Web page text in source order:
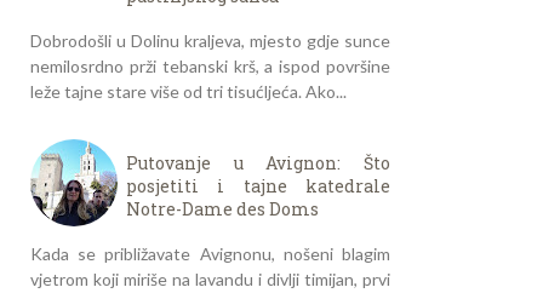
Dobrodošli u Dolinu kraljeva, mjesto gdje sunce
nemilosrdno prži tebanski krš, a ispod površine
leže tajne stare više od tri tisućljeća. Ako...
Putovanje u Avignon: Što
posjetiti i tajne katedrale
Notre-Dame des Doms
Kada se približavate Avignonu, nošeni blagim
vjetrom koji miriše na lavandu i divlji timijan, prvi